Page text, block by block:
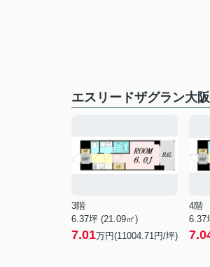
エスリードザグラン大
3階
6.37坪 (21.09㎡)
7.01万円(11004.71円/坪)
4階
6.37